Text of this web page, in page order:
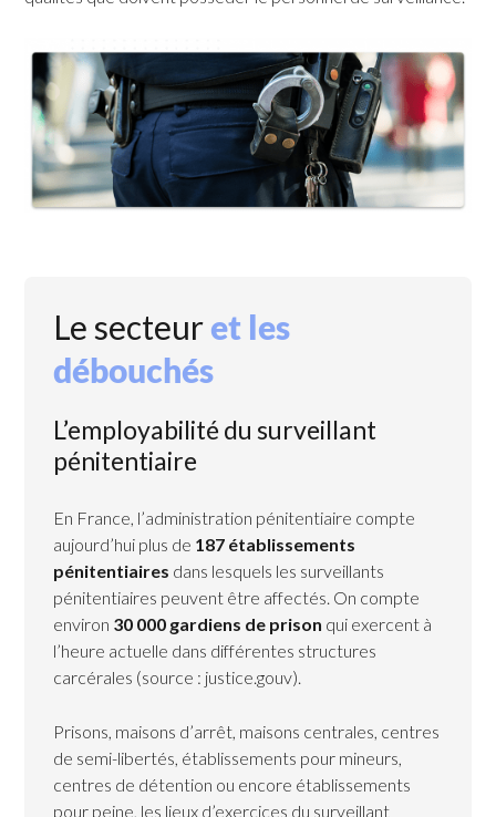
Le secteuret les
débouchés
L’employabilité du surveillant
pénitentiaire
En France, l’administration pénitentiaire compte
aujourd’hui plus de 187 établissements
pénitentiaires dans lesquels les surveillants
pénitentiaires peuvent être affectés. On compte
environ 30 000 gardiens de prison qui exercent à
l’heure actuelle dans différentes structures
carcérales (source : justice.gouv).
Prisons, maisons d’arrêt, maisons centrales, centres
de semi-libertés, établissements pour mineurs,
centres de détention ou encore établissements
pour peine, les lieux d’exercices du surveillant